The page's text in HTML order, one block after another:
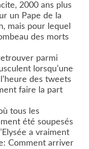
2000 ans plus
un Pape de la
mais pour lequel
des morts
parmi
lorsqu’une
des tweets
faire la part
tous les
été soupesés
a vraiment
Comment arriver